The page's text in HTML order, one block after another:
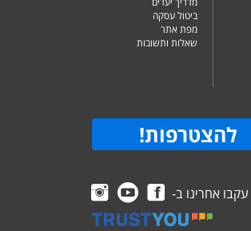
ביטול עסקה
מפת אתר
שאלות ותשובות
להצטרפות!
עקבו אחרינו ב-